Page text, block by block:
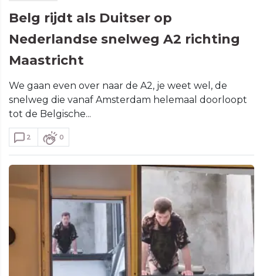
Belg rijdt als Duitser op
Nederlandse snelweg A2 richting
Maastricht
We gaan even over naar de A2, je weet wel, de
snelweg die vanaf Amsterdam helemaal doorloopt
tot de Belgische...
2 0